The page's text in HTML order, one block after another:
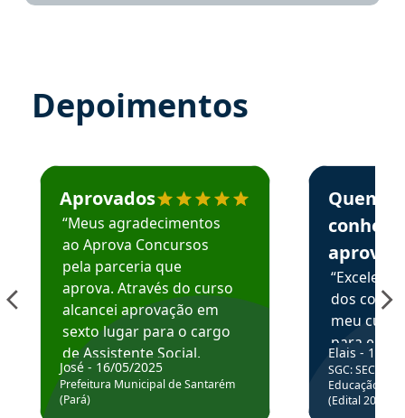
Depoimentos
Estudante José recomenda o Aprova Concursos em
Aprovados
“Meus agradecimentos
ao Aprova Concursos
pela parceria que
aprova. Através do curso
alcancei aprovação em
sexto lugar para o cargo
de Assistente Social.
Hoje estou atuando na
Prefeitura de Santarém.
José - 16/05/2025
Prefeitura Municipal de Santarém
(Pará)
Estudante
Quem
aprova
dos
meu
para
colocar
através
de
Elais - 15/
SGC: SEC BA
Educação
(Edital